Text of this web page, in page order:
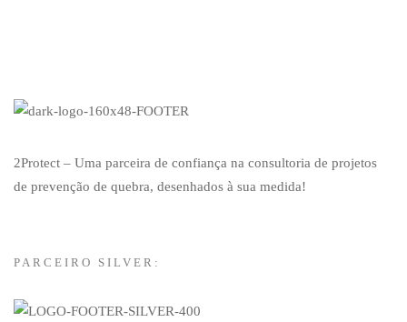
2Protect – Uma parceira de confiança na consultoria de projetos
de prevenção de quebra, desenhados à sua medida!
PARCEIRO SILVER: